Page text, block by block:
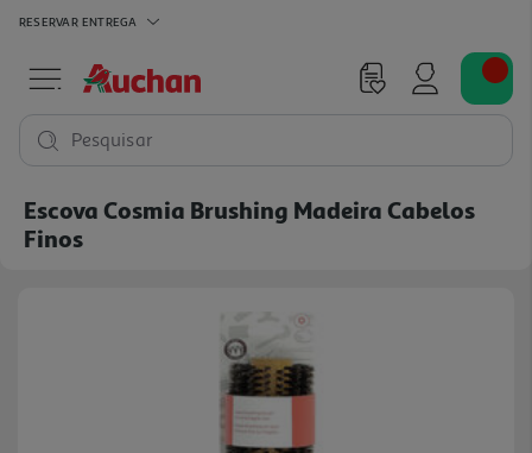
RESERVAR ENTREGA
Pesquisar
Escova Cosmia Brushing Madeira Cabelos
Finos